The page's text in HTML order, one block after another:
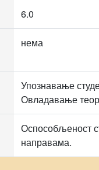
6.0
нема
Упознавање
Овладавање
Оспособљеност
направама.